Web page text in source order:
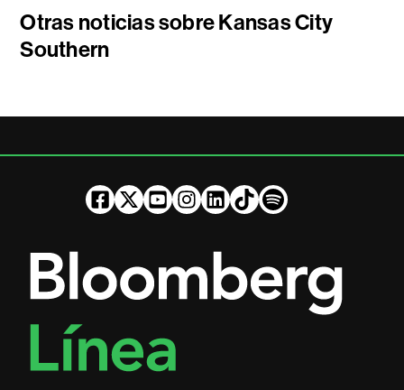
Otras noticias sobre Kansas City
Southern